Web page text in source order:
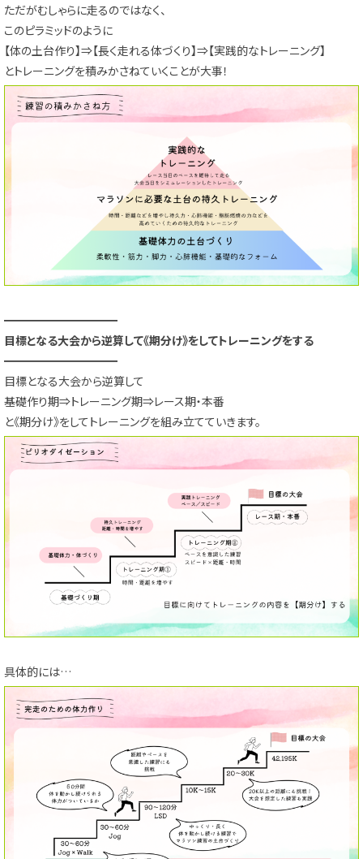
ただがむしゃらに走るのではなく、
このピラミッドのように
【体の土台作り】⇒【長く走れる体づくり】⇒【実践的なトレーニング】
とトレーニングを積みかさねていくことが大事！
━━━━━━━━━━
目標となる大会から逆算して《期分け》をしてトレーニングをする
━━━━━━━━━━
目標となる大会から逆算して
基礎作り期⇒トレーニング期⇒レース期・本番
と《期分け》をしてトレーニングを組み立てていきます。
具体的には…